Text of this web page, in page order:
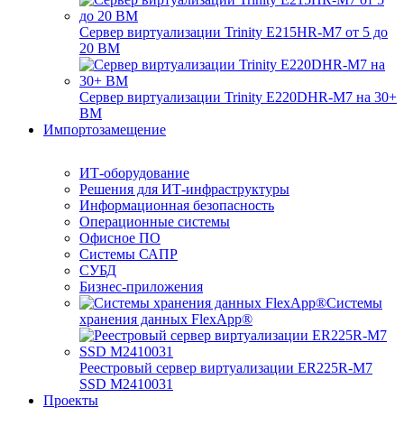
Сервер виртуализации Trinity E215HR-M7 от 5 до
20 ВМ
Сервер виртуализации Trinity E220DHR-M7 на 30+
ВМ
Импортозамещение
ИТ-оборудование
Решения для ИТ-инфраструктуры
Информационная безопасность
Операционные системы
Офисное ПО
Системы САПР
СУБД
Бизнес-приложения
Системы
хранения данных FlexApp®
Реестровый сервер виртуализации ER225R-M7
SSD М2410031
Проекты